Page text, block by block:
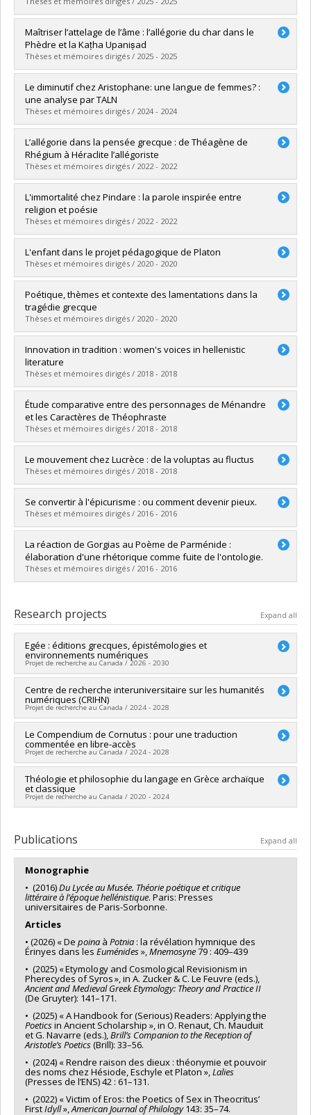
Lien vers le document dans Papyrus
Graduate :Lévesque, Carolane
Cycle :Master's
Grade :M.A.
Lien vers le document dans Papyrus
Maîtriser l’attelage de l’âme : l’allégorie du char dans le
Phèdre et la Kaṭha Upaniṣad
Thèses et mémoires dirigés / 2025 - 2025
Graduate :Vincent, Samuel
Cycle :Master's
Grade :M.A.
Lien vers le document dans Papyrus
Le diminutif chez Aristophane: une langue de femmes? :
une analyse par TALN
Thèses et mémoires dirigés / 2024 - 2024
Graduate :Bouchard, William
Cycle :Master's
Grade :M.A.
Lien vers le document dans Papyrus
L’allégorie dans la pensée grecque : de Théagène de
Rhégium à Héraclite l’allégoriste
Thèses et mémoires dirigés / 2022 - 2022
Graduate :Auger, Romane F.
Cycle :Master's
Grade :M.A.
Lien vers le document dans Papyrus
L'immortalité chez Pindare : la parole inspirée entre
religion et poésie
Thèses et mémoires dirigés / 2022 - 2022
Graduate :Carrière-Bouchard, Émilie
Cycle : Master's
Grade :M.A.
Lien vers le document dans Papyrus
L'enfant dans le projet pédagogique de Platon
Thèses et mémoires dirigés / 2020 - 2020
Graduate :Venne, Virginie
Cycle :Master's
Grade :M.A.
Lien vers le document dans Papyrus
Poétique, thèmes et contexte des lamentations dans la
tragédie grecque
Thèses et mémoires dirigés / 2020 - 2020
Graduate :Lahuec, Tiphaine
Cycle :Master's
Grade :M.A.
Lien vers le document dans Papyrus
Innovation in tradition : women's voices in hellenistic
literature
Thèses et mémoires dirigés / 2018 - 2018
Graduate :Tzotzi, Armela
Cycle :Master's
Grade :M.A.
Lien vers le document dans Papyrus
Étude comparative entre des personnages de Ménandre
et les Caractères de Théophraste
Thèses et mémoires dirigés / 2018 - 2018
Graduate :Dumont, Roxane
Cycle : Master's
Grade :M.A.
Lien vers le document dans Papyrus
Le mouvement chez Lucrèce : de la voluptas au fluctus
Thèses et mémoires dirigés / 2018 - 2018
Graduate :Tremblay-Lemieux, Charlotte
Cycle : Master's
Grade :M.A.
Lien vers le document dans Papyrus
Se convertir à l'épicurisme : ou comment devenir pieux.
Thèses et mémoires dirigés / 2016 - 2016
Graduate :Gauvreau, Olivier
Cycle :Master's
Grade :M.A.
Lien vers le document dans Papyrus
La réaction de Gorgias au Poème de Parménide :
élaboration d'une rhétorique comme fuite de l'ontologie.
Thèses et mémoires dirigés / 2016 - 2016
Cycle :Master's
Grade :M.A.
Lien vers le document dans Papyrus
Research projects Expand all
Egée : éditions grecques, épistémologies et
environnements numériques
Projet de recherche au Canada / 2026 - 2030
Lead researcher :Marcello Vitali-Rosati
Co-researchers :Elsa Bouchard,Emmanuel Château-Dutier
Lynn Kozak
Palladino
Funding sources: CRSH/Conseil de recherches en sciences
humaines du Canada
Grant programs:PVX99097-Subvention de développement de
partenariat
Centre de recherche interuniversitaire sur les humanités
numériques (CRIHN)
Projet de recherche au Canada / 2024 - 2028
Lead researcher :Michael Sinatra
Co-researchers :André Gaudreault
Johanne Lamoureux
Joyce Boro,Lisa Y. Dillon,Dominic Forest,Audrey Laplante
Sabine Mas,Suzanne Paquet,Christian Raschle
Vitali-Rosati,Nadine Desrochers,Juliette De Maeyer,Marta
Ghislain Thibault
Hidalgo,Kristine Tanton,Katherine Cook,Guadalupe
González Diéguez,Marie D. Martel,Jean-Sébastien Sauvé,
Anton Ninkov,Jonathan Sachs
, Maude Bonenfant ,Cecily Raynor,Kevin Bouchard
Bourassa,Nathalie Casemajor-Loustau,Carolina Ferrer
Léon Robichaud,Stéphane Vial,Jean-Guy Meunier
Brancato
Renée E. Sieber,Jonathan Sterne,Stephanie Posthumus
Didur
Elena Razlogova Anthony Glinoer
Corinne Thériault,Vincent Arnaud,Yann-Gael Gueheneuc
Eleonora Acerra,Genner Llanes-Ortiz,Maxime Gohier,
Valérie Angenot,Jean-François Palomino ,
Guilherme Duarte Garcia
Funding sources:FRQSC/Fonds de recherche du Québec -
Société et culture (FQRSC)
Grant programs:PV129894-(RG) Programme Regroupements
stratégiques
Le Compendium de Cornutus : pour une traduction
commentée en libre-accès
Projet de recherche au Canada / 2024 - 2028
Funding sources:CRSH/Conseil de recherches en sciences
humaines du Canada
Grant programs:
Théologie et philosophie du langage en Grèce archaïque
et classique
Projet de recherche au Canada / 2020 - 2024
Publications Expand all
Monographie
• (2016)Du Lycée au Musée. Théorie poétique et critique
littéraire à l’époque hellénistique. Paris: Presses
universitaires de Paris-Sorbonne.
Articles
• (2026) « De poina à Potnia : la révélation hymnique des
Érinyes dans les Euménides»,Mnemosyne79 : 409–439
• (2025) « Etymology and Cosmological Revisionism in
Pherecydes of Syros », in A. Zucker & C. Le Feuvre (eds.),
Ancient and Medieval Greek Etymology: Theory and Practice II
(De Gruyter): 141–171.
• (2025) « A Handbook for (Serious) Readers: Applying the
Poeticsin Ancient Scholarship », in O. Renaut, Ch. Mauduit
et G. Navarre (eds.),Brill’s Companion to the Reception of
Aristotle’s Poetics(Brill): 33–56.
• (2024) « Rendre raison des dieux : théonymie et pouvoir
des noms chez Hésiode, Eschyle et Platon »,Lalies
(Presses de l’ENS) 42 : 61–131.
• (2022) « Victim of Eros: the Poetics of Sex in Theocritus’
FirstIdyll»,American Journal of Philology143: 35–74.